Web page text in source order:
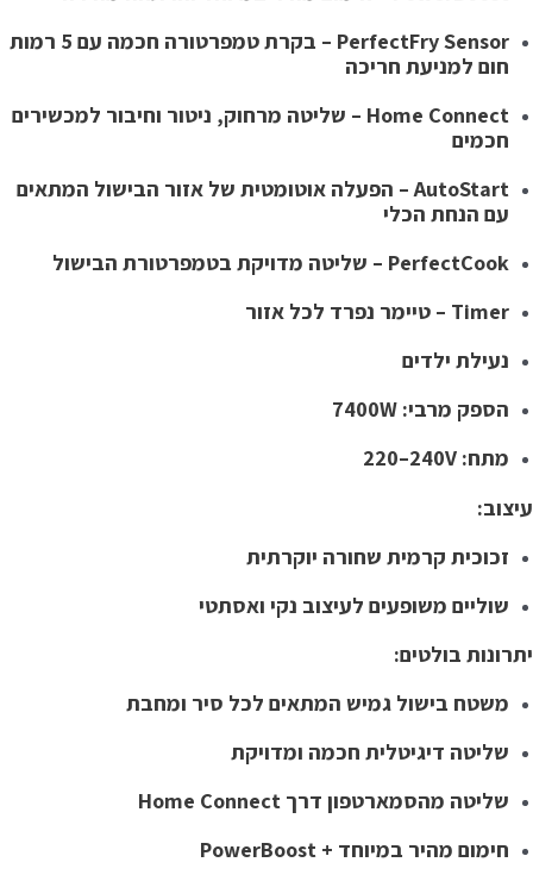
PerfectFry Sensor – בקרת טמפרטורה חכמה עם 5 רמות
חום למניעת חריכה
Home Connect – שליטה מרחוק, ניטור וחיבור למכשירים
חכמים
AutoStart – הפעלה אוטומטית של אזור הבישול המתאים
עם הנחת הכלי
PerfectCook – שליטה מדויקת בטמפרטורת הבישול
Timer – טיימר נפרד לכל אזור
נעילת ילדים
הספק מרבי: ‎7400W
מתח: ‎220–240V
זכוכית קרמית שחורה יוקרתית
שוליים משופעים לעיצוב נקי ואסתטי
בולטים:
משטח בישול גמיש המתאים לכל סיר ומחבת
שליטה דיגיטלית חכמה ומדויקת
שליטה מהסמארטפון דרך Home Connect
חימום מהיר במיוחד + PowerBoost